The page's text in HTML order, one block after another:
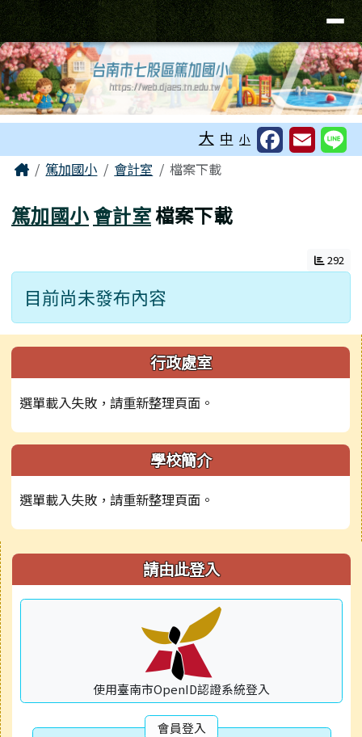
跳至主內容區
台南市七股區篤加國小
導覽列
大 中 小
主內容區域
Home篤加國小 會計室 檔案下載
篤加國小會計室檔案下載
292
目前尚未發布內容
左邊區域內容 行政處室
選單載入失敗，請重新整理頁面。
學校簡介
選單載入失敗，請重新整理頁面。
右邊區域內容 請由此登入
使用臺南市OpenID認證系統登入
會員登入
頁尾區域